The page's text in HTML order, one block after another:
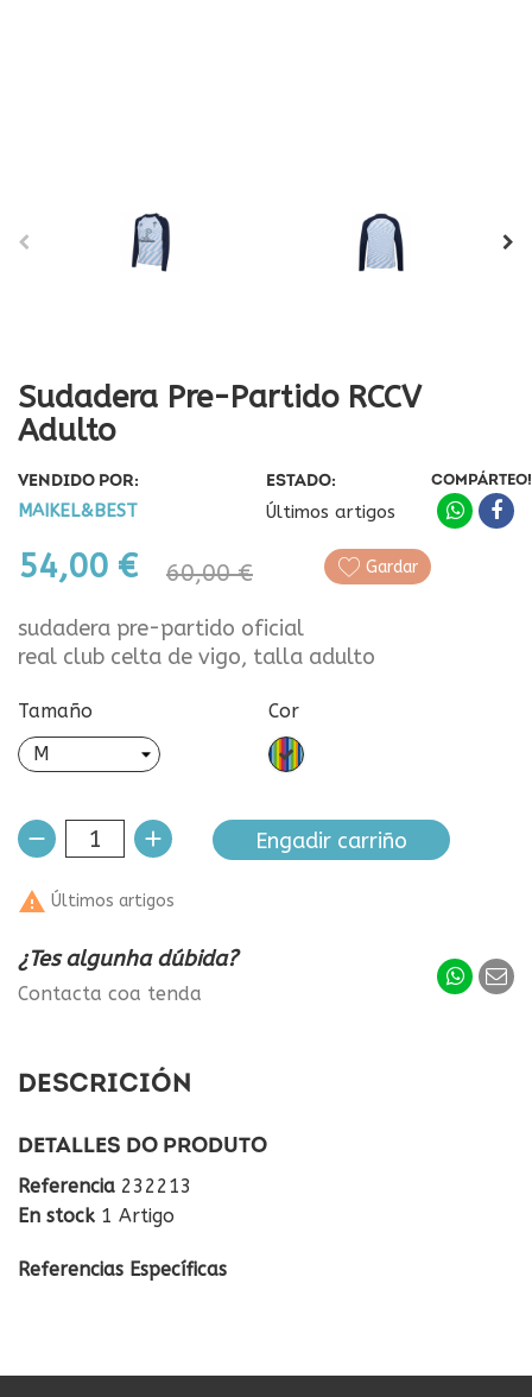
Sudadera Pre-Partido RCCV
Adulto
VENDIDO POR:
MAIKEL&BEST
ESTADO:
Últimos artigos
54,00 € 60,00 €
COMPÁRTEO!
Gardar
sudadera pre-partido oficial
real club celta de vigo, talla adulto
Tamaño Cor
Multicor
Engadir carriño
 Últimos artigos
¿Tes algunha dúbida?
Contacta coa tenda
DESCRICIÓN
DETALLES DO PRODUTO
Referencia 232213
En stock 1 Artigo
Referencias Específicas